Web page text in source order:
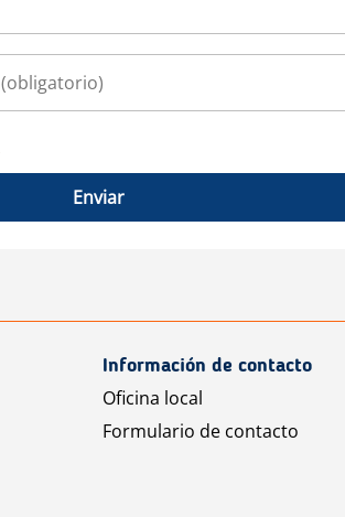
Enviar
Información de contacto
Oficina local
Formulario de contacto